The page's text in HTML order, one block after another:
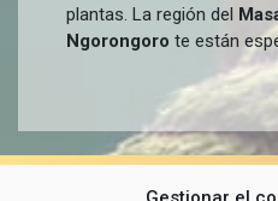
plantas. La región del
Ngorongoro te están